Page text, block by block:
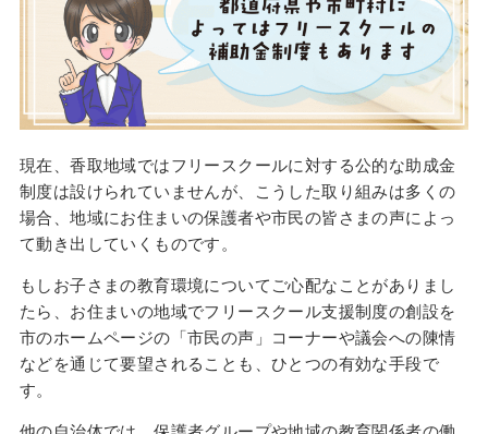
現在、香取地域ではフリースクールに対する公的な助成金
制度は設けられていませんが、こうした取り組みは多くの
場合、地域にお住まいの保護者や市民の皆さまの声によっ
て動き出していくものです。
もしお子さまの教育環境についてご心配なことがありまし
たら、お住まいの地域でフリースクール支援制度の創設を
市のホームページの「市民の声」コーナーや議会への陳情
などを通じて要望されることも、ひとつの有効な手段で
す。